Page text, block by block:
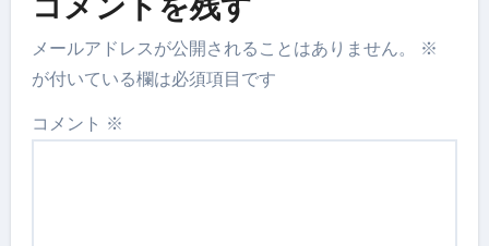
メールアドレスが公開されることはありません。
※
が付いている欄は必須項目です
コメント ※